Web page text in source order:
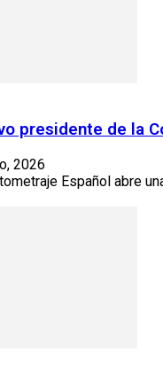
presidente de la
2026
Español abre